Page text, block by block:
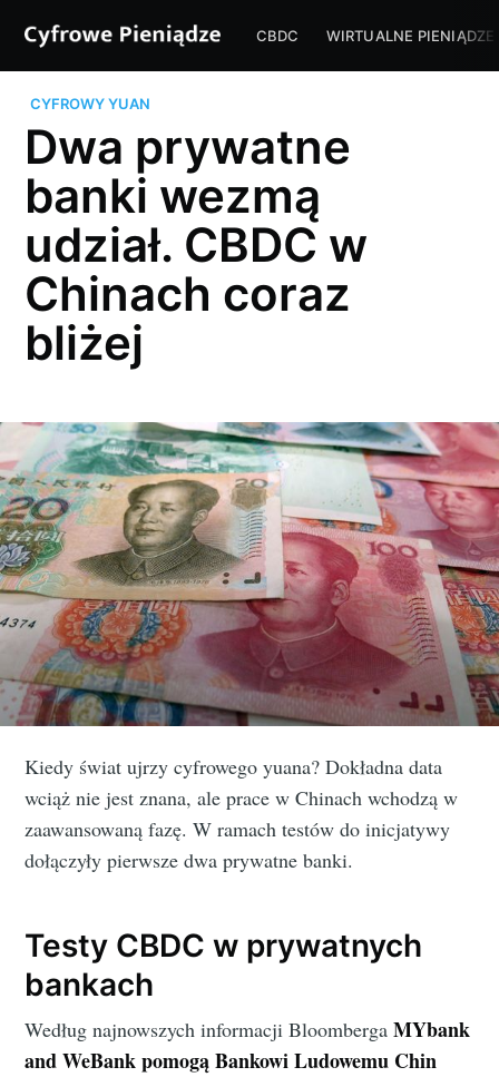
CBDC WIRTUALNE PIENIĄDZE
CYFROWY YUAN
Dwa prywatne
banki wezmą
udział. CBDC w
Chinach coraz
bliżej
Kiedy świat ujrzy cyfrowego yuana? Dokładna data
wciąż nie jest znana, ale prace w Chinach wchodzą w
zaawansowaną fazę. W ramach testów do inicjatywy
dołączyły pierwsze dwa prywatne banki.
Testy CBDC w prywatnych
bankach
Według najnowszych informacji BloombergaMYbank
and WeBank pomogą Bankowi Ludowemu Chin